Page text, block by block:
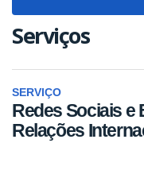
Serviços
SERVIÇO
Redes Sociais e
Relações